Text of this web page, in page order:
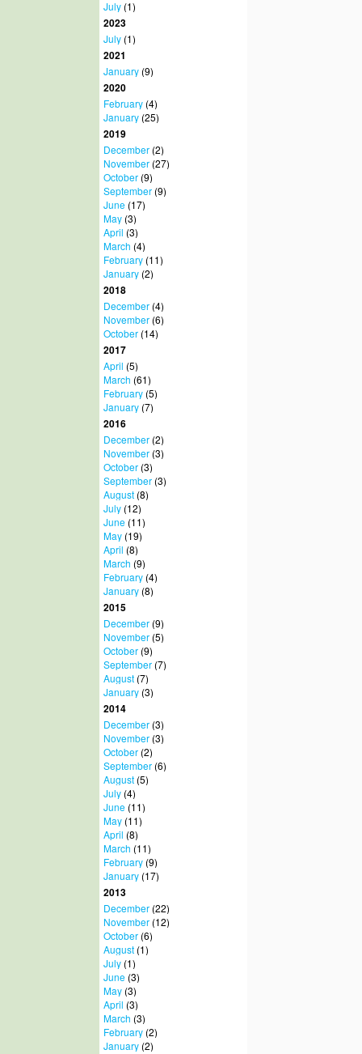
July(1)
2023
July(1)
2021
January(9)
2020
February(4)
January(25)
2019
December(2)
November(27)
October(9)
September(9)
June(17)
May(3)
April (3)
March (4)
February(11)
January(2)
2018
December(4)
November(6)
October(14)
2017
April (5)
March (61)
February(5)
January(7)
2016
December(2)
November(3)
October(3)
September(3)
August(8)
July(12)
June(11)
May(19)
April (8)
March (9)
February(4)
January(8)
2015
December(9)
November(5)
October(9)
September(7)
August(7)
January(3)
2014
December(3)
November(3)
October(2)
September(6)
August(5)
July(4)
June(11)
May(11)
April (8)
March (11)
February(9)
January(17)
2013
December(22)
November(12)
October(6)
August(1)
July(1)
June(3)
May(3)
April (3)
March (3)
February(2)
January(2)